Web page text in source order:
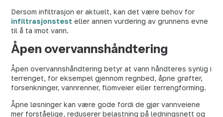
Dersom infiltrasjon er aktuelt, kan det være behov for
infiltrasjonstest eller annen vurdering av grunnens evne
til å ta imot vann.
Åpen overvannshåndtering
Åpen overvannshåndtering betyr at vann håndteres synlig i
terrenget, for eksempel gjennom regnbed, åpne grøfter,
forsenkninger, vannrenner, flomveier eller terrengforming.
Åpne løsninger kan være gode fordi de gjør vannveiene
mer forståelige, reduserer belastning på ledningsnett og